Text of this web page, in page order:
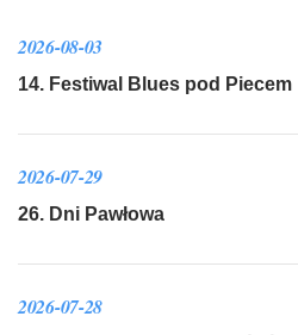
2026-08-03
14. Festiwal Blues pod Piecem
2026-07-29
26. Dni Pawłowa
2026-07-28